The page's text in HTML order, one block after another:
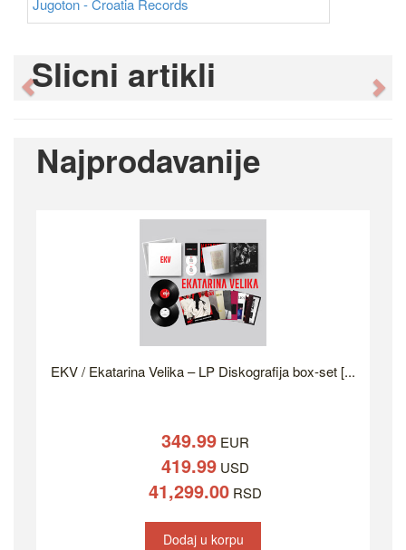
Jugoton - Croatia Records
Slicni artikli
Previous
Najprodavanije
EKV / Ekatarina Velika – LP Diskografija box-set [...
349.99 EUR
419.99 USD
41,299.00 RSD
Dodaj u korpu